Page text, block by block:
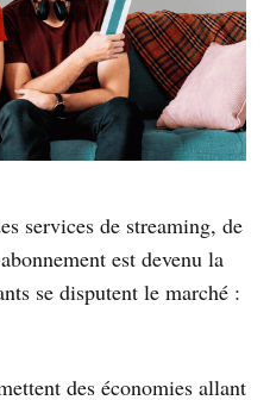
services de streaming, de
est devenu la
se disputent le marché :
des économies allant